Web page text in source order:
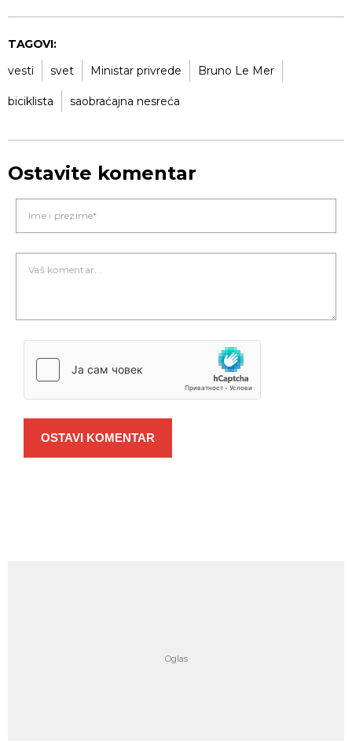
TAGOVI:
vesti
svet Ministar privrede Bruno Le Mer
biciklista saobraćajna nesreća
Ostavite komentar
OSTAVI KOMENTAR